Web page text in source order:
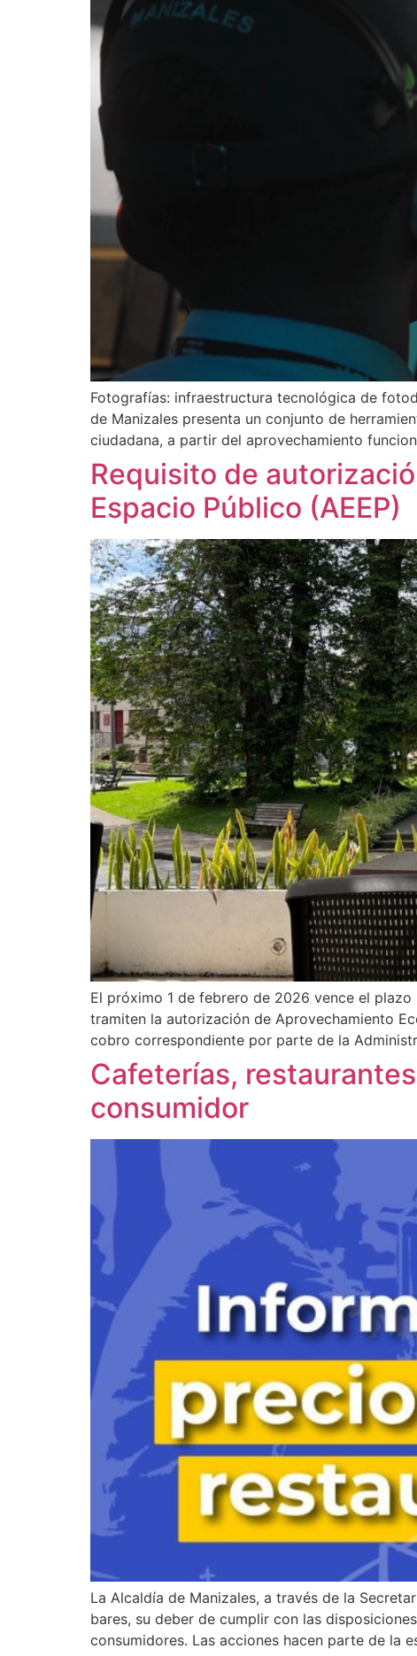
Fotografías: infraestructura tecnológica de
de Manizales presenta un conjunto de
ciudadana, a partir del aprovechamiento
Requisito de
Espacio Público (AEEP)
El próximo 1 de febrero de 2026 vence el
tramiten la autorización de Aprovechamiento
cobro correspondiente por parte de la
Cafeterías,
consumidor
La Alcaldía de Manizales, a través de la
bares, su deber de cumplir con las
consumidores. Las acciones hacen parte de la